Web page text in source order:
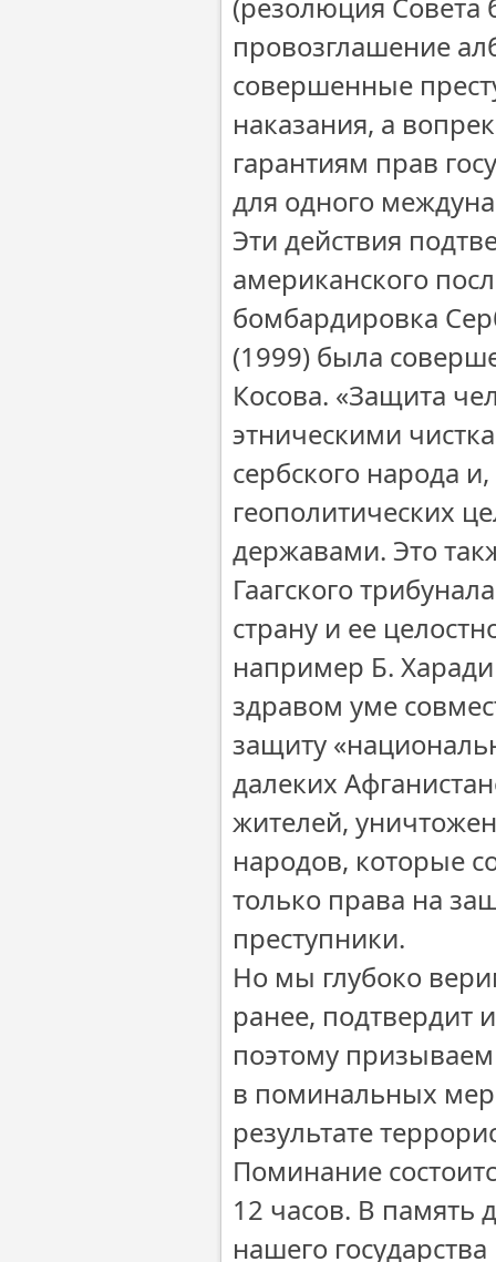
провозглашение
совершенные
наказания, а
гарантиям прав
для одного
Эти действия
американского
бомбардировка
(1999) была
Косова. «Защита
этническими
сербского народа
геополитических
державами. Это
Гаагского
страну и ее
например Б.
здравом уме
защиту
далеких
жителей,
народов, которые
только права на
преступники.
Но мы глубоко
ранее, подтвердит
поэтому
в поминальных
результате
Поминание
12 часов. В память
нашего